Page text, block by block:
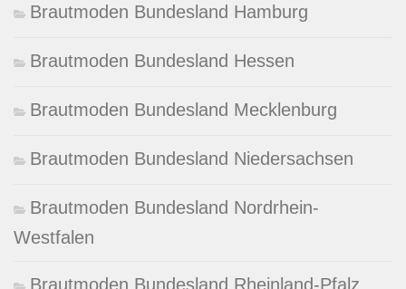
Brautmoden Bundesland Hamburg
Brautmoden Bundesland Hessen
Brautmoden Bundesland Mecklenburg
Brautmoden Bundesland Niedersachsen
Brautmoden Bundesland Nordrhein-
Westfalen
Brautmoden Bundesland Rheinland-Pfalz